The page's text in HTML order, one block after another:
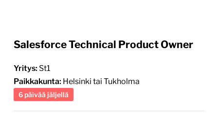
Salesforce Technical Product Owner
Yritys: St1
Paikkakunta: Helsinki tai Tukholma
6 päivää jäljellä